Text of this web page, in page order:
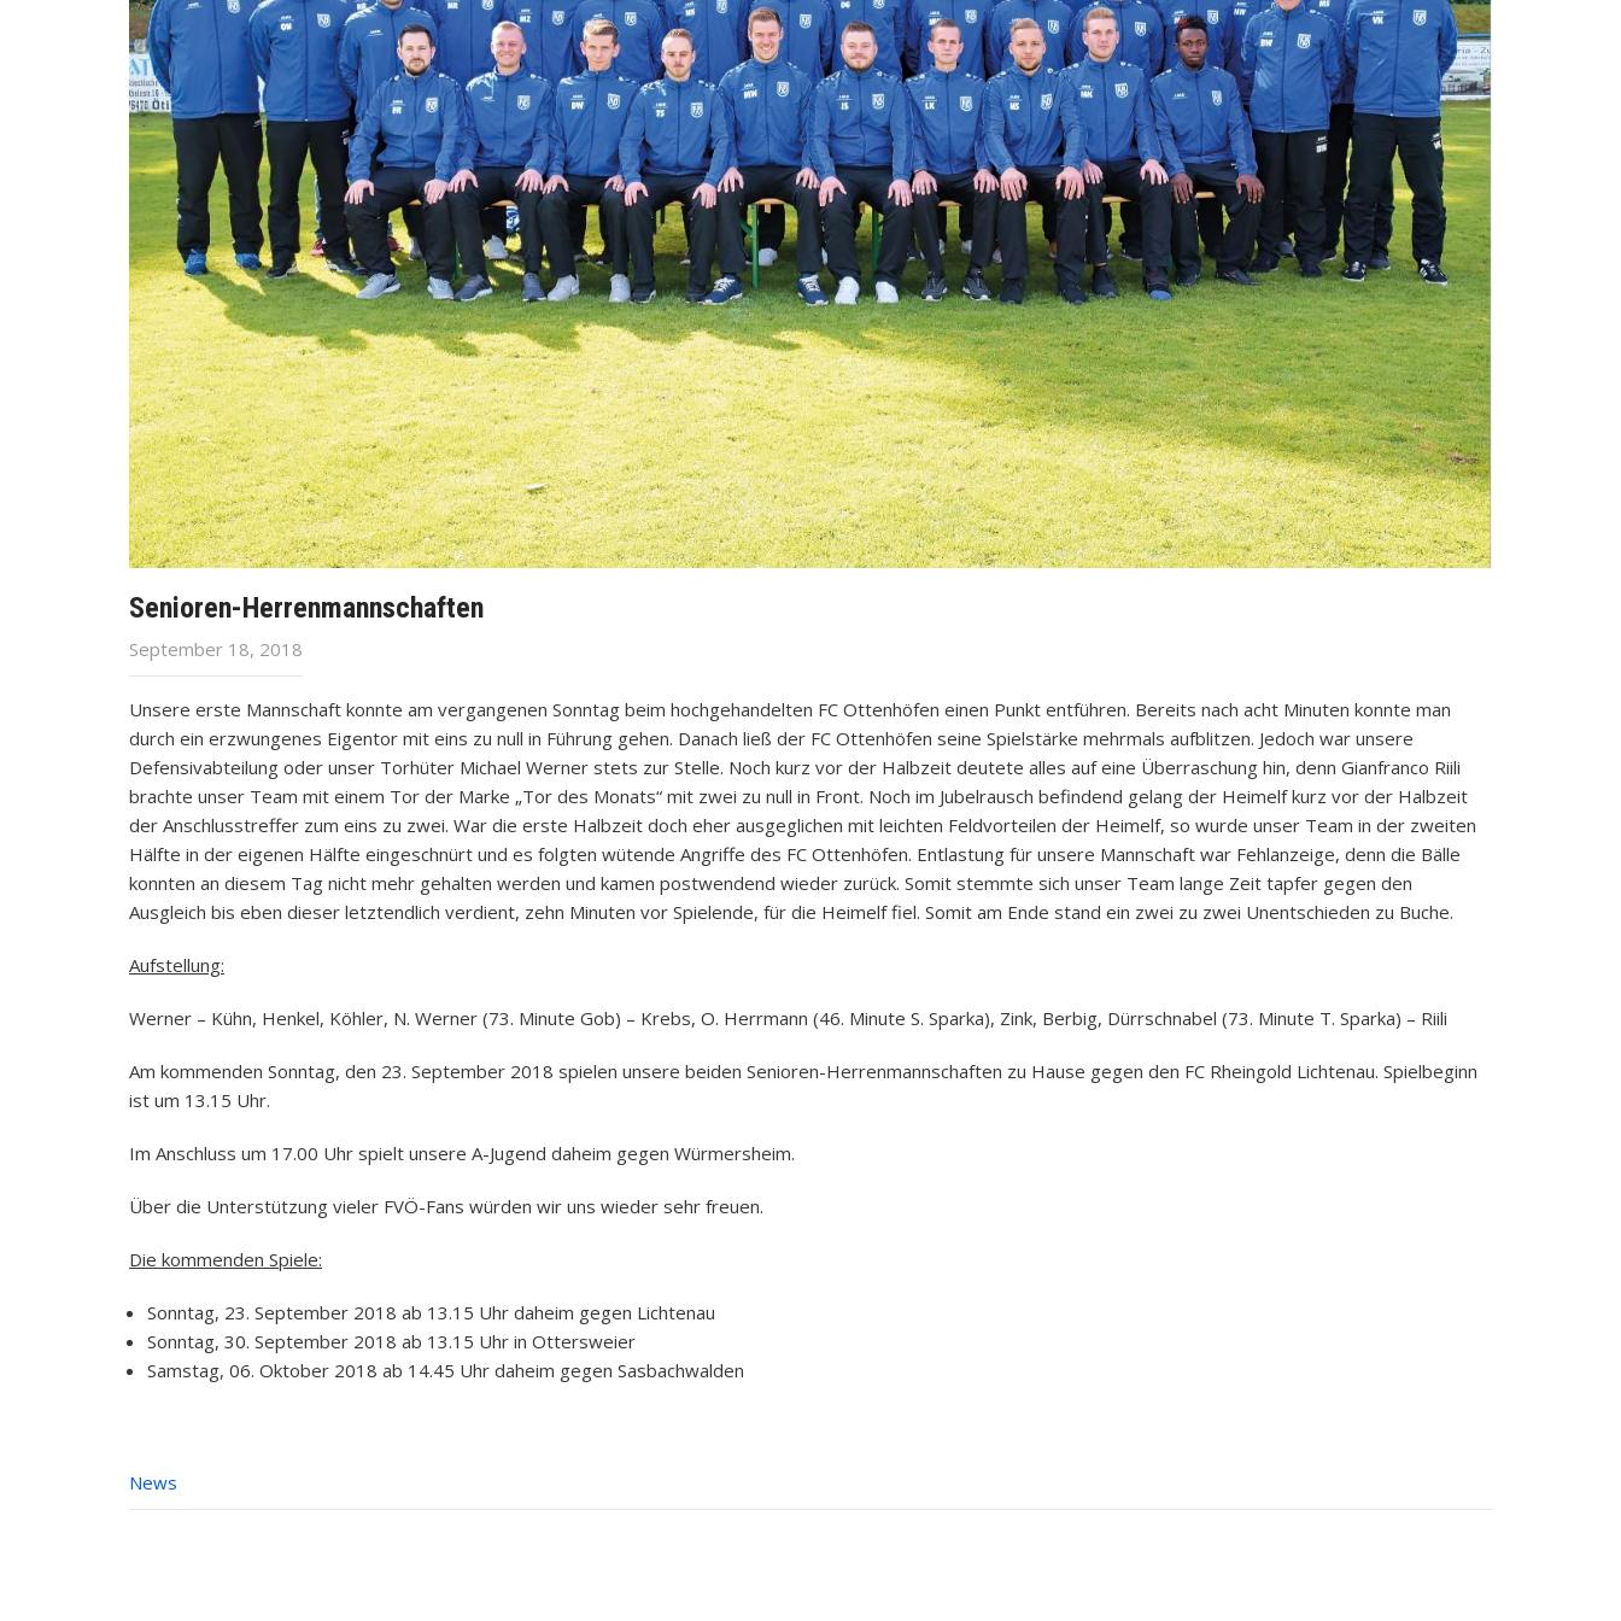
Senioren-Herrenmannschaften
September 18, 2018
Unsere erste Mannschaft konnte am vergangenen Sonntag beim hochgehandelten FC Ottenhöfen einen Punkt entführen. Bereits nach acht Minuten konnte man
durch ein erzwungenes Eigentor mit eins zu null in Führung gehen. Danach ließ der FC Ottenhöfen seine Spielstärke mehrmals aufblitzen. Jedoch war unsere
Defensivabteilung oder unser Torhüter Michael Werner stets zur Stelle. Noch kurz vor der Halbzeit deutete alles auf eine Überraschung hin, denn Gianfranco Riili
brachte unser Team mit einem Tor der Marke „Tor des Monats“ mit zwei zu null in Front. Noch im Jubelrausch befindend gelang der Heimelf kurz vor der Halbzeit
der Anschlusstreffer zum eins zu zwei. War die erste Halbzeit doch eher ausgeglichen mit leichten Feldvorteilen der Heimelf, so wurde unser Team in der zweiten
Hälfte in der eigenen Hälfte eingeschnürt und es folgten wütende Angriffe des FC Ottenhöfen. Entlastung für unsere Mannschaft war Fehlanzeige, denn die Bälle
konnten an diesem Tag nicht mehr gehalten werden und kamen postwendend wieder zurück. Somit stemmte sich unser Team lange Zeit tapfer gegen den
Ausgleich bis eben dieser letztendlich verdient, zehn Minuten vor Spielende, für die Heimelf fiel. Somit am Ende stand ein zwei zu zwei Unentschieden zu Buche.
Aufstellung:
Werner – Kühn, Henkel, Köhler, N. Werner (73. Minute Gob) – Krebs, O. Herrmann (46. Minute S. Sparka), Zink, Berbig, Dürrschnabel (73. Minute T. Sparka) – Riili
Am kommenden Sonntag, den 23. September 2018 spielen unsere beiden Senioren-Herrenmannschaften zu Hause gegen den FC Rheingold Lichtenau. Spielbeginn
ist um 13.15 Uhr.
Im Anschluss um 17.00 Uhr spielt unsere A-Jugend daheim gegen Würmersheim.
Über die Unterstützung vieler FVÖ-Fans würden wir uns wieder sehr freuen.
Die kommenden Spiele:
Sonntag, 23. September 2018 ab 13.15 Uhr daheim gegen Lichtenau
Sonntag, 30. September 2018 ab 13.15 Uhr in Ottersweier
Samstag, 06. Oktober 2018 ab 14.45 Uhr daheim gegen Sasbachwalden
News